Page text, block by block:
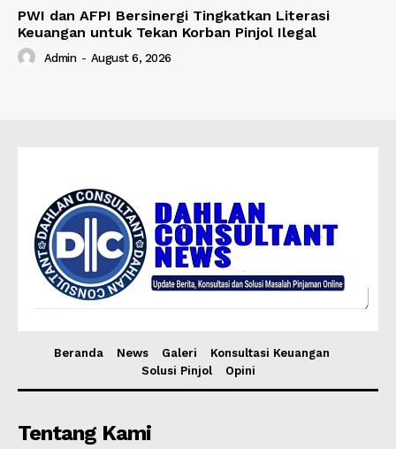
PWI dan AFPI Bersinergi Tingkatkan Literasi
Keuangan untuk Tekan Korban Pinjol Ilegal
Admin - August 6, 2026
Beranda News Galeri
Konsultasi Keuangan
Solusi Pinjol
Opini
Tentang Kami